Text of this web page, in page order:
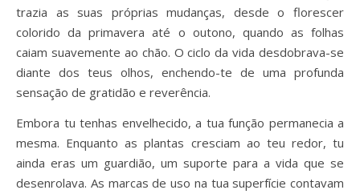
trazia as suas próprias mudanças, desde o florescer
colorido da primavera até o outono, quando as folhas
caiam suavemente ao chão. O ciclo da vida desdobrava-se
diante dos teus olhos, enchendo-te de uma profunda
sensação de gratidão e reverência.
Embora tu tenhas envelhecido, a tua função permanecia a
mesma. Enquanto as plantas cresciam ao teu redor, tu
ainda eras um guardião, um suporte para a vida que se
desenrolava. As marcas de uso na tua superfície contavam